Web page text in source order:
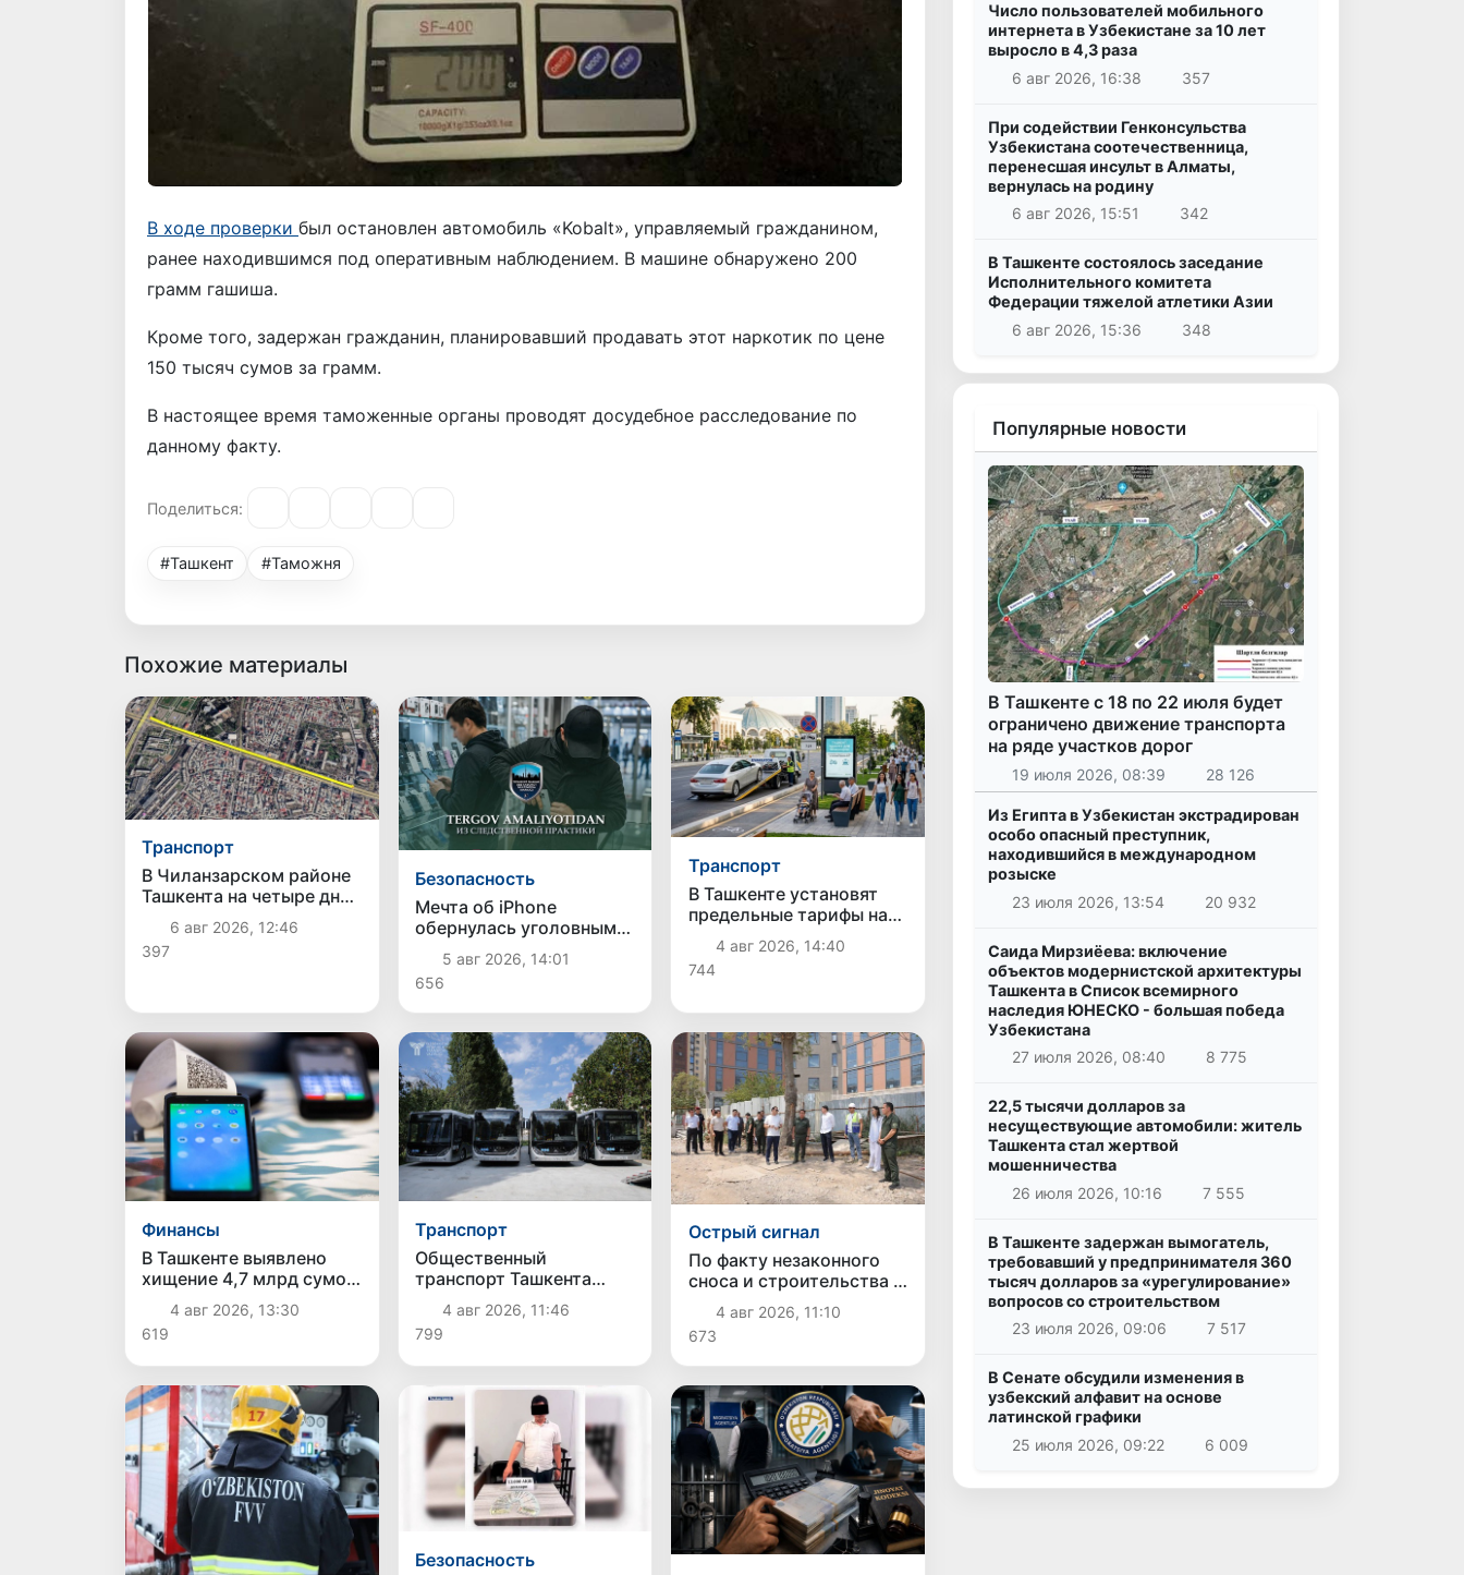
В ходе проверки был остановлен автомобиль «Kobalt», управляемый гражданином,
ранее находившимся под оперативным наблюдением. В машине обнаружено 200
грамм гашиша.
Кроме того, задержан гражданин, планировавший продавать этот наркотик по цене
150 тысяч сумов за грамм.
В настоящее время таможенные органы проводят досудебное расследование по
данному факту.
Поделиться:
#Ташкент #Таможня
Похожие материалы
Транспорт
В Чиланзарском районе
Ташкента на четыре дня
ограничат движение на
участке Малой
кольцевой дороги
6 авг 2026, 12:46
397
Безопасность
Мечта об iPhone
обернулась уголовным
делом: в Ташкенте
задержали
подозреваемого в краже
дорогого смартфона
5 авг 2026, 14:01
656
Транспорт
В Ташкенте установят
предельные тарифы на
эвакуацию автомобилей
и их хранение на
штрафстоянках
4 авг 2026, 14:40
744
Финансы
В Ташкенте выявлено
хищение 4,7 млрд сумов
бюджетных средств
через схему с
поддельными чеками и
4 авг 2026, 13:30
619
Транспорт
Общественный
транспорт Ташкента
пополнился еще 10
современными
электробусами
4 авг 2026, 11:46
799
Острый сигнал
По факту незаконного
сноса и строительства в
Яккасарайском районе
Ташкента возбуждено
уголовное дело
4 авг 2026, 11:10
673
Безопасность
Число пользователей мобильного
интернета в Узбекистане за 10 лет
выросло в 4,3 раза
6 авг 2026, 16:38
357
При содействии Генконсульства
Узбекистана соотечественница,
перенесшая инсульт в Алматы,
вернулась на родину
6 авг 2026, 15:51
342
В Ташкенте состоялось заседание
Исполнительного комитета
Федерации тяжелой атлетики Азии
6 авг 2026, 15:36
348
Популярные новости
В Ташкенте с 18 по 22 июля будет
ограничено движение транспорта
на ряде участков дорог
19 июля 2026, 08:39 28 126
Из Египта в Узбекистан экстрадирован
особо опасный преступник,
находившийся в международном
розыске
23 июля 2026, 13:54
20 932
Саида Мирзиёева: включение
объектов модернистской архитектуры
Ташкента в Список всемирного
наследия ЮНЕСКО - большая победа
Узбекистана
27 июля 2026, 08:40
8 775
22,5 тысячи долларов за
несуществующие автомобили: житель
Ташкента стал жертвой
мошенничества
26 июля 2026, 10:16
7 555
В Ташкенте задержан вымогатель,
требовавший у предпринимателя 360
тысяч долларов за «урегулирование»
вопросов со строительством
23 июля 2026, 09:06
7 517
В Сенате обсудили изменения в
узбекский алфавит на основе
латинской графики
25 июля 2026, 09:22
6 009